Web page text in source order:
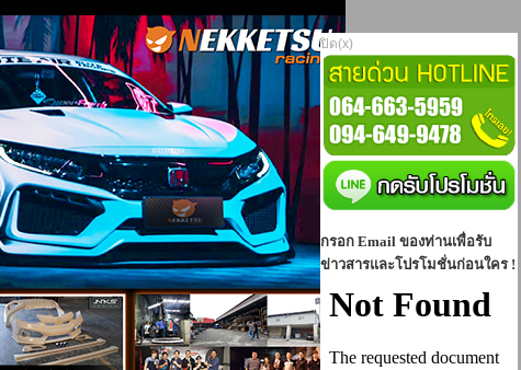
ปิด(x)
กรอก Email ของท่านเพื่อรับ
ข่าวสารและโปรโมชั่นก่อนใคร !